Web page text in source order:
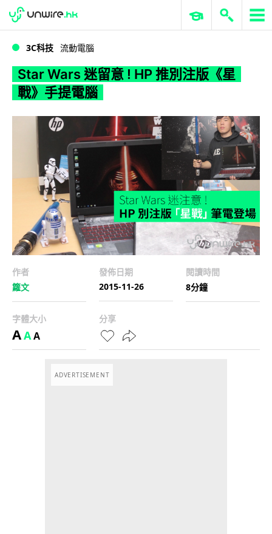
WWDC 2026 ERP 與商業 AI
3C科技 流動電腦
Star Wars 迷留意 ! HP 推別注版《星
戰》手提電腦
作者
籮文
發佈日期
2015-11-26
閱讀時間
8分鐘
字體大小
AAA
分享
ADVERTISEMENT